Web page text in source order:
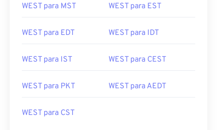
WEST para MST WEST para EST
WEST para EDT WEST para IDT
WEST para IST WEST para CEST
WEST para PKT WEST para AEDT
WEST para CST